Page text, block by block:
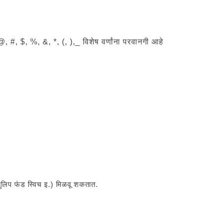
#, $, %, &, *, (, ),_ विशेष वर्णांना परवानगी आहे
फंड स्विच इ.) मिळवू शकतात.